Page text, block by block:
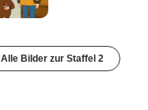
Alle Bilder zur Staffel 2